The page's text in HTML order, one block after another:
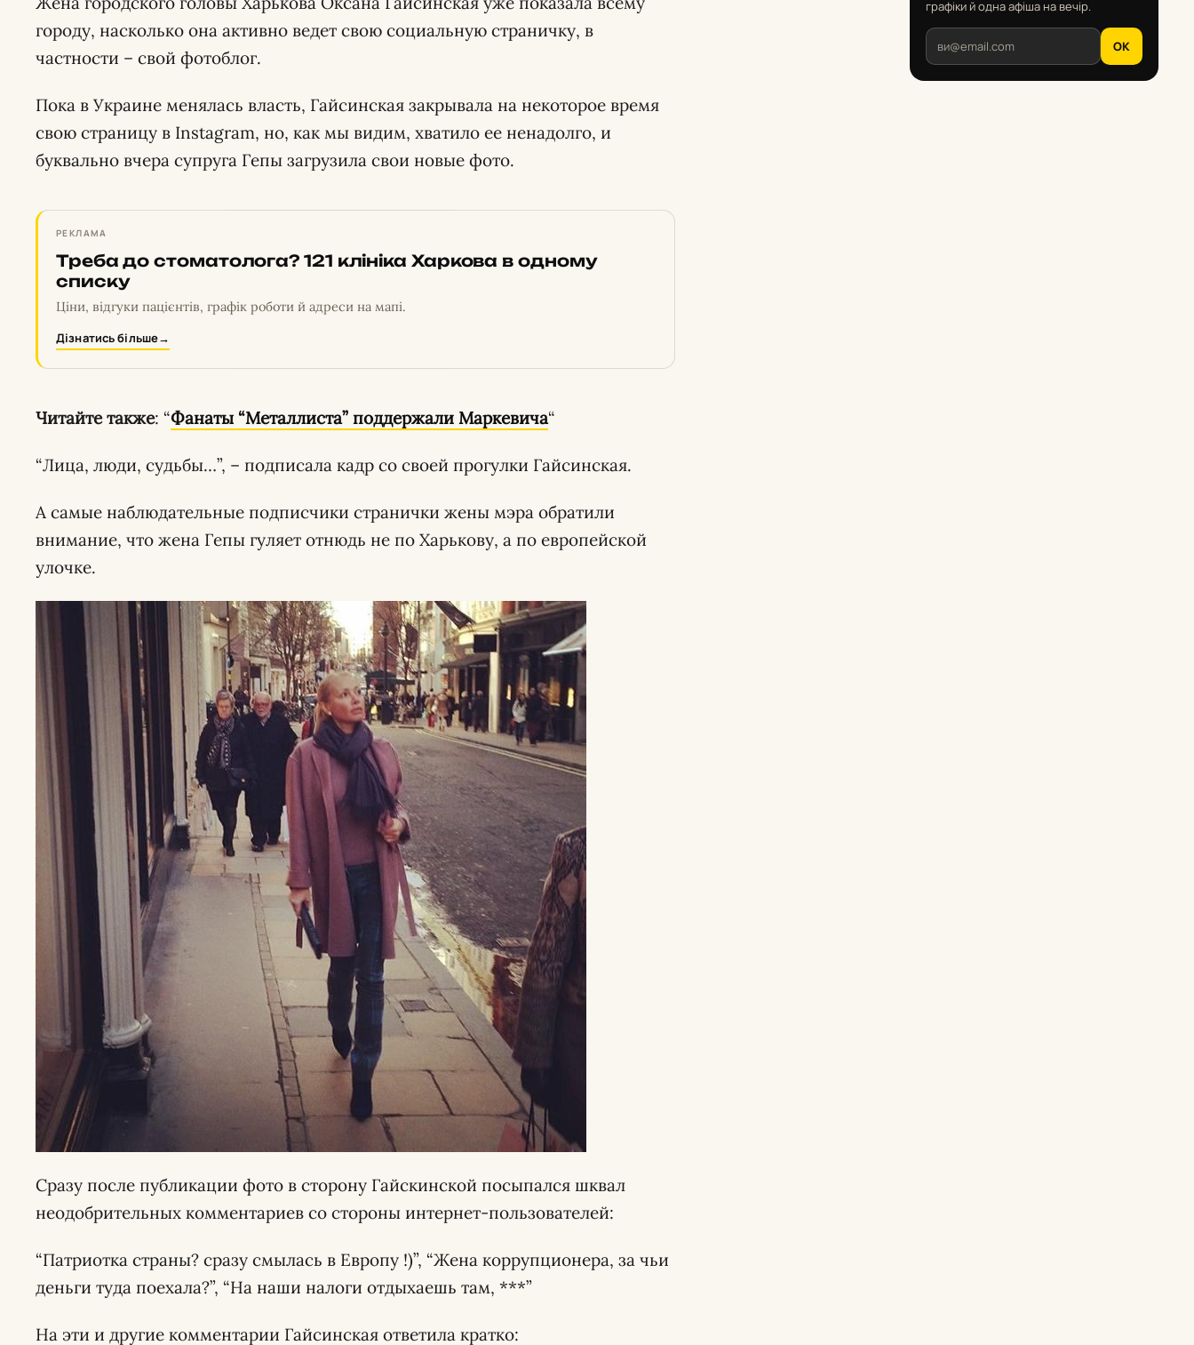
городу, насколько она активно ведет свою социальную страничку, в
частности – свой фотоблог.
Пока в Украине менялась власть, Гайсинская закрывала на некоторое время
свою страницу в Instagram, но, как мы видим, хватило ее ненадолго, и
буквально вчера супруга Гепы загрузила свои новые фото.
РЕКЛАМА
Треба до стоматолога? 121 клініка Харкова в одному
списку
Ціни, відгуки пацієнтів, графік роботи й адреси на мапі.
Дізнатись більше→
Читайте также: “Фанаты “Металлиста” поддержали Маркевича“
“Лица, люди, судьбы…”, – подписала кадр со своей прогулки Гайсинская.
А самые наблюдательные подписчики странички жены мэра обратили
внимание, что жена Гепы гуляет отнюдь не по Харькову, а по европейской
улочке.
Сразу после публикации фото в сторону Гайскинской посыпался шквал
неодобрительных комментариев со стороны интернет-пользователей:
“Патриотка страны? сразу смылась в Европу !)”, “Жена коррупционера, за чьи
деньги туда поехала?”, “На наши налоги отдыхаешь там, ***”
На эти и другие комментарии Гайсинская ответила кратко:
графіки й одна афіша на вечір.
OK